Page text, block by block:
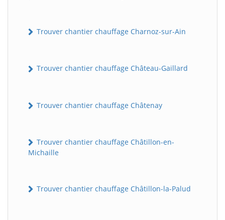
Trouver chantier chauffage Charnoz-sur-Ain
Trouver chantier chauffage Château-Gaillard
Trouver chantier chauffage Châtenay
Trouver chantier chauffage Châtillon-en-
Michaille
Trouver chantier chauffage Châtillon-la-Palud